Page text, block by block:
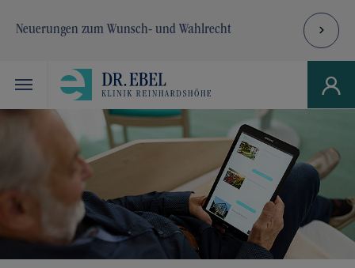
Neuerungen zum Wunsch- und Wahlrecht
Skip to main navigation
Zum Hauptinhalt springen
Skip to page footer